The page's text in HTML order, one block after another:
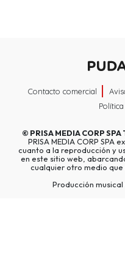
Contacto comercial
© PRISA MEDIA CORP SPA
PRISA MEDIA CORP SPA
cuanto a la reproducción y
en este sitio web,
cualquier otro medio que
Producción musical